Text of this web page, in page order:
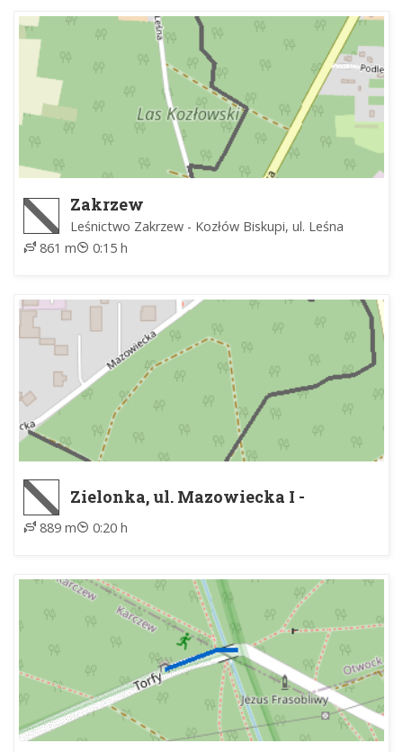
Zakrzew
Leśnictwo Zakrzew - Kozłów Biskupi, ul. Leśna
861 m
0:15 h
Zielonka, ul. Mazowiecka I -
Zielonka, ul. Mazowiecka II
889 m 0:20 h